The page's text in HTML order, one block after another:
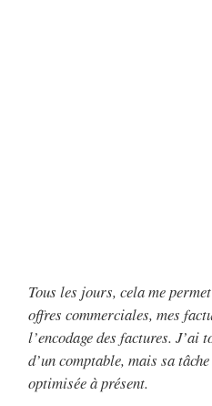
Tous les jours, cela me
offres commerciales, mes
l’encodage des factures. J’ai
d’un comptable, mais sa
optimisée à présent.